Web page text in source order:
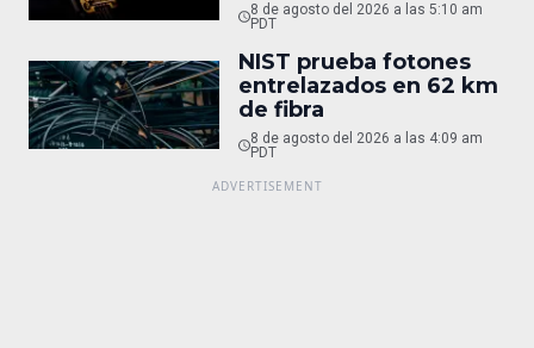
8 de agosto del 2026 a las 5:10 am
PDT
NIST prueba fotones
entrelazados en 62 km
de fibra
8 de agosto del 2026 a las 4:09 am
PDT